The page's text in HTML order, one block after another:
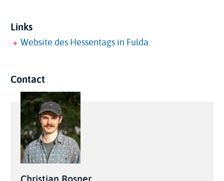
Links
Website des Hessentags in Fulda.
Contact